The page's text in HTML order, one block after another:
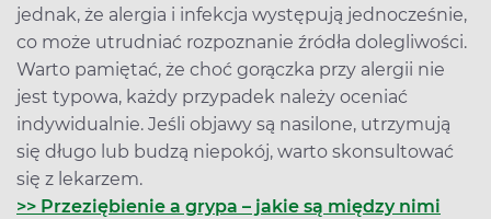
jednak, że alergia i infekcja występują jednocześnie,
co może utrudniać rozpoznanie źródła dolegliwości.
Warto pamiętać, że choć gorączka przy alergii nie
jest typowa, każdy przypadek należy oceniać
indywidualnie. Jeśli objawy są nasilone, utrzymują
się długo lub budzą niepokój, warto skonsultować
się z lekarzem.
>> Przeziębienie a grypa – jakie są między nimi